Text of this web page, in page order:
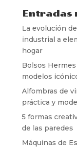
Entradas
La evolución
industrial a
hogar
Bolsos
modelos
Alfombras de
práctica y
5 formas
de las paredes
Máquinas de